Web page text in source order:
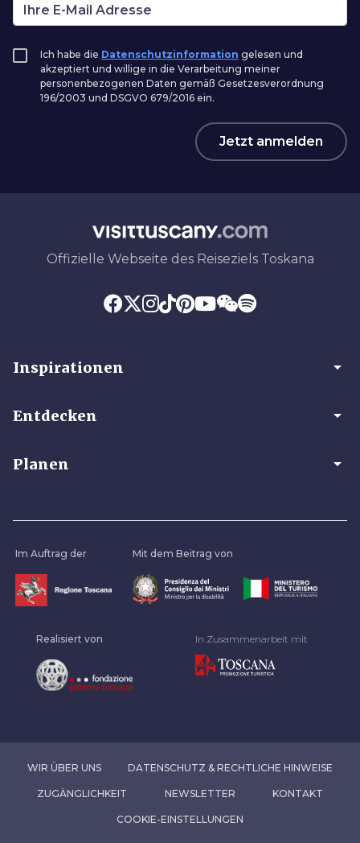
Ich habe die Datenschutzinformation gelesen und
akzeptiert und willige in die Verarbeitung meiner
personenbezogenen Daten gemäß Gesetzesverordnung
196/2003 und DSGVO 679/2016 ein.
Jetzt anmelden
Offizielle Webseite des Reiseziels Toskana
Inspirationen arrow_drop_down
Entdecken arrow_drop_down
Planen arrow_drop_down
Im Auftrag der Mit dem Beitrag von
Realisiert von In Zusammenarbeit mit
WIR ÜBER UNS DATENSCHUTZ & RECHTLICHE HINWEISE
ZUGÄNGLICHKEIT NEWSLETTER KONTAKT
COOKIE-EINSTELLUNGEN